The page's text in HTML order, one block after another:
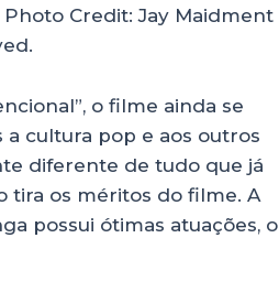
o filme ainda se
a cultura pop e aos outros
diferente de tudo que já
tira os méritos do filme. A
possui ótimas atuações, o